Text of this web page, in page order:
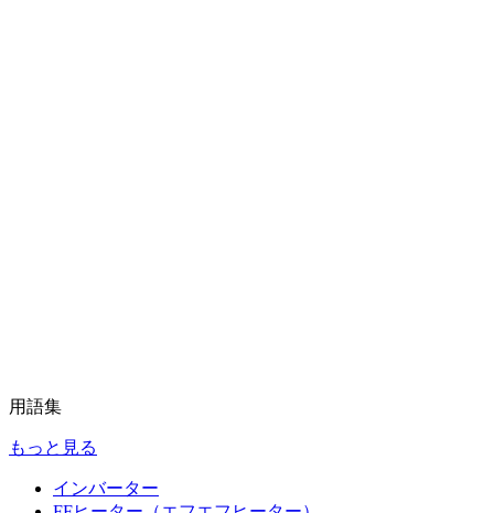
用語集
もっと見る
インバーター